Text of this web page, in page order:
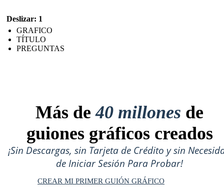
Deslizar: 1
GRAFICO
TÍTULO
PREGUNTAS
Más de40 millones de
guiones gráficos creados
¡Sin Descargas, sin Tarjeta de Crédito y sin
de Iniciar Sesión Para Probar!
CREAR MI PRIMER GUIÓN GRÁFICO